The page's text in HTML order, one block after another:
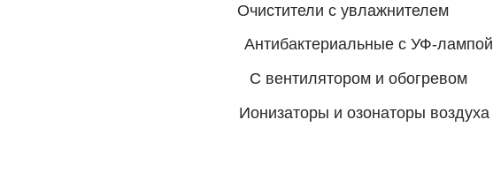
Очистители с увлажнителем
Антибактериальные с УФ-лампой
С вентилятором и обогревом
Ионизаторы и озонаторы воздуха